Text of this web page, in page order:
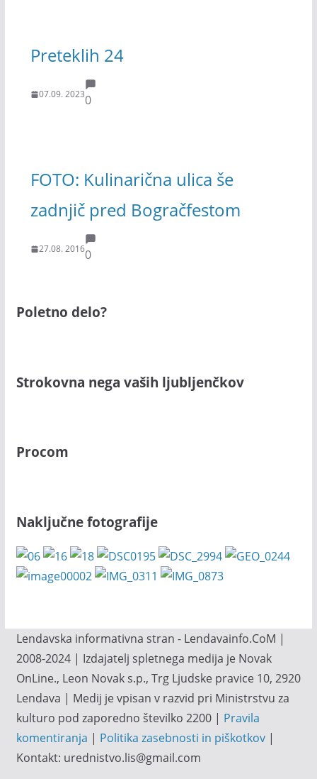
Preteklih 24
07.09. 20230
FOTO: Kulinarična ulica še
zadnjič pred Bogračfestom
27.08. 20160
Poletno delo?
Strokovna nega vaših ljubljenčkov
Procom
Naključne fotografije
Lendavska informativna stran - Lendavainfo.CoM |
2008-2024 | Izdajatelj spletnega medija je Novak
OnLine., Leon Novak s.p., Trg Ljudske pravice 10, 2920
Lendava | Medij je vpisan v razvid pri Ministrstvu za
kulturo pod zaporedno številko 2200 | Pravila
komentiranja | Politika zasebnosti in piškotkov|
Kontakt: urednistvo.lis@gmail.com